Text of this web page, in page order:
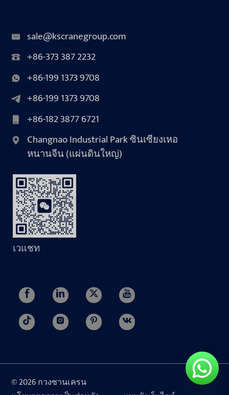
sale@kscranegroup.com
+86-373 387 2232
+86-199 1373 9708
+86-199 1373 9708
+86-182 3877 6721
Changnao Industrial Park ซินเซียงเหอ
หนานจีน (แผ่นดินใหญ่)
เวแชท
© 2026 กวงซานเครน